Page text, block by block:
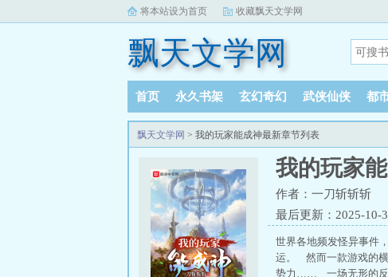
将本站设为首页 收藏飘天文学网
飘天文学网
首页 永久书架 玄幻奇幻 武侠仙侠 都
飘天文学网 > 我的玩家能成神最新章节列表
我的玩家
作者：一刀斩斩斩
最后更新：2025-10-
世界各地频发怪异事件
运。 然而一款游戏的
势力…… 一场无形的反